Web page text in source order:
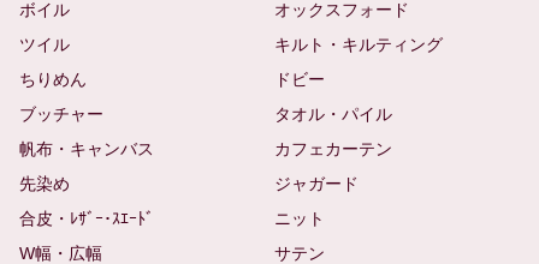
ボイル
オックスフォード
ツイル
キルト・キルティング
ちりめん
ドビー
ブッチャー
タオル・パイル
帆布・キャンバス
カフェカーテン
先染め
ジャガード
合皮・ﾚｻﾞｰ･ｽｴｰﾄﾞ
ニット
W幅・広幅
サテン